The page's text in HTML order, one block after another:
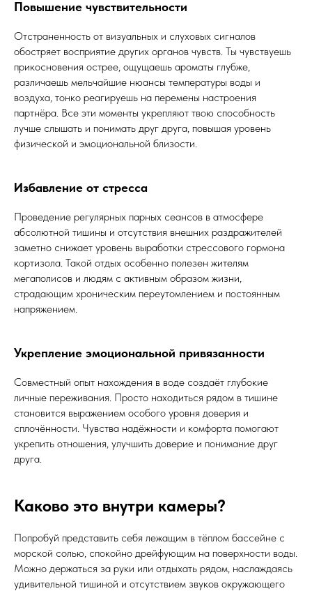
Повышение чувствительности
Отстраненность от визуальных и слуховых сигналов
обостряет восприятие других органов чувств. Ты чувствуешь
прикосновения острее, ощущаешь ароматы глубже,
различаешь мельчайшие нюансы температуры воды и
воздуха, тонко реагируешь на перемены настроения
партнёра. Все эти моменты укрепляют твою способность
лучше слышать и понимать друг друга, повышая уровень
физической и эмоциональной близости.
Избавление от стресса
Проведение регулярных парных сеансов в атмосфере
абсолютной тишины и отсутствия внешних раздражителей
заметно снижает уровень выработки стрессового гормона
кортизола. Такой отдых особенно полезен жителям
мегаполисов и людям с активным образом жизни,
страдающим хроническим переутомлением и постоянным
напряжением.
Укрепление эмоциональной привязанности
Совместный опыт нахождения в воде создаёт глубокие
личные переживания. Просто находиться рядом в тишине
становится выражением особого уровня доверия и
сплочённости. Чувства надёжности и комфорта помогают
укрепить отношения, улучшить доверие и понимание друг
друга.
Каково это внутри камеры?
Попробуй представить себя лежащим в тёплом бассейне с
морской солью, спокойно дрейфующим на поверхности воды.
Можно держаться за руки или отдыхать рядом, наслаждаясь
удивительной тишиной и отсутствием звуков окружающего